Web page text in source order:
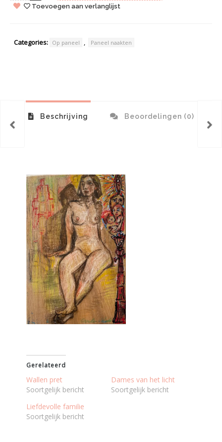
Toevoegen aan verlanglijst
Categories: Op paneel Paneel naakten
Beschrijving Beoordelingen (0)
Gerelateerd
Wallen pret
Soortgelijk bericht
Dames van het licht
Soortgelijk bericht
Liefdevolle familie
Soortgelijk bericht